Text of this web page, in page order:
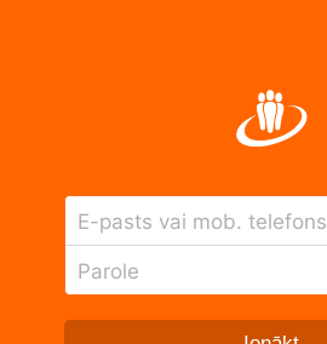
E-pasts vai mob. telefons
Parole